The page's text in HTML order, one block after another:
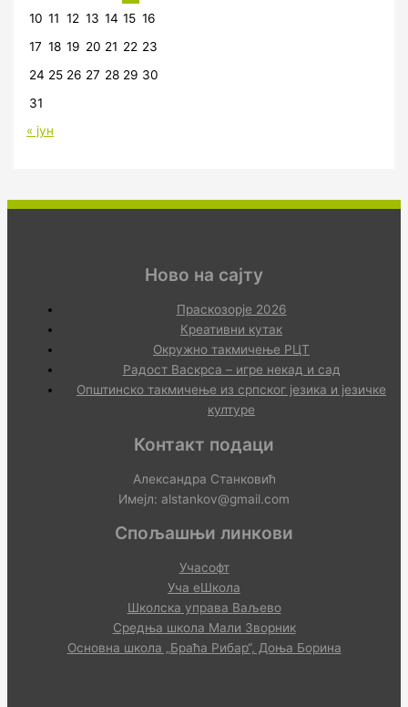
10 11 12 13 14 15 16
17 18 19 20 21 22 23
24 25 26 27 28 29 30
31
« јун
Ново на сајту
Праскозорје 2026
Креативни кутак
Окружно такмичење РЦТ
Радост Васкрса – игре некад и сад
Општинско такмичење из српског језика и језичке
културе
Контакт подаци
Александра Станковић
Имејл: alstankov@gmail.com
Спољашњи линкови
Учасофт
Уча еШкола
Школска управа Ваљево
Средња школа Мали Зворник
Основна школа „Браћа Рибар“, Доња Борина